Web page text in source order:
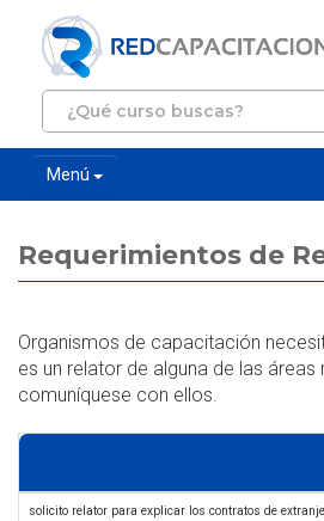
Menú
Requerimientos de
Organismos de capacitación
es un relator de alguna de las áreas
comuníquese con ellos.
solicito relator para explicar los contratos de